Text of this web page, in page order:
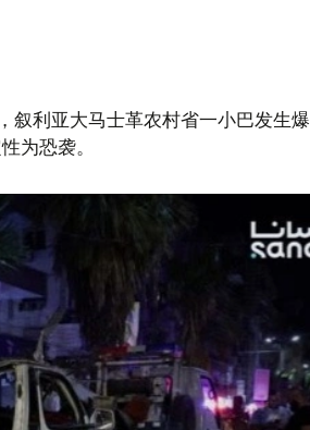
叙利亚大马士革农村省一小巴发生爆
为恐袭。